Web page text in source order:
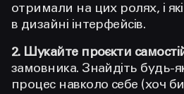
отримали на цих ролях, і
в дизайні інтерфейсів.
2. Шукайте проєкти
замовника. Знайдіть будь-
процес навколо себе (хоч